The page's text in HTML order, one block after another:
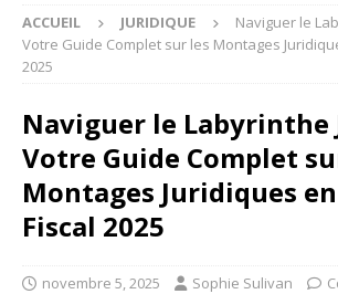
ACCUEIL JURIDIQUE
Naviguer le
Votre Guide Complet sur les Montages
2025
Naviguer le Labyrinthe
Votre Guide Complet
Montages Juridiques
Fiscal 2025
novembre 5, 2025 Sophie Sulivan